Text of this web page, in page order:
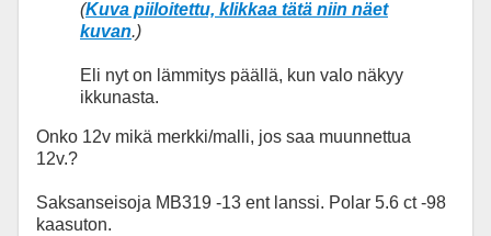
(Kuva piiloitettu, klikkaa tätä niin näet
kuvan.)
Eli nyt on lämmitys päällä, kun valo näkyy
ikkunasta.
Onko 12v mikä merkki/malli, jos saa muunnettua
12v.?
Saksanseisoja MB319 -13 ent lanssi. Polar 5.6 ct -98
kaasuton.